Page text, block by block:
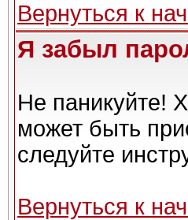
Вернуться к
Я забыл
Не паникуйте!
может быть
следуйте
Вернуться к